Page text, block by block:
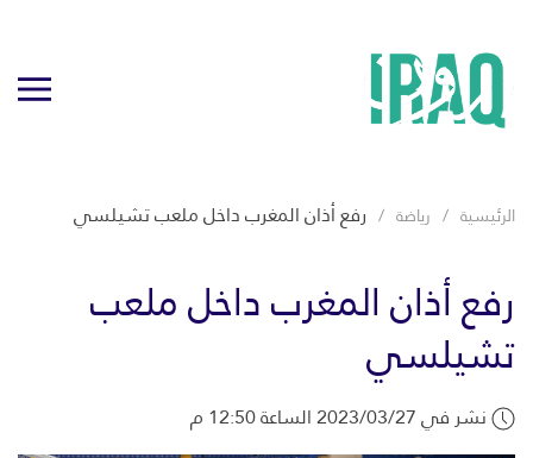
الرئيسية رياضة رفع أذان المغرب داخل ملعب تشيلسي
رفع أذان المغرب داخل ملعب
تشيلسي
نشر في 2023/03/27 الساعة 12:50 م